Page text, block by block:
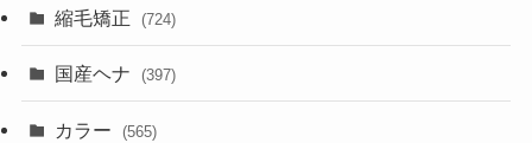
縮毛矯正 (724)
国産ヘナ (397)
カラー (565)